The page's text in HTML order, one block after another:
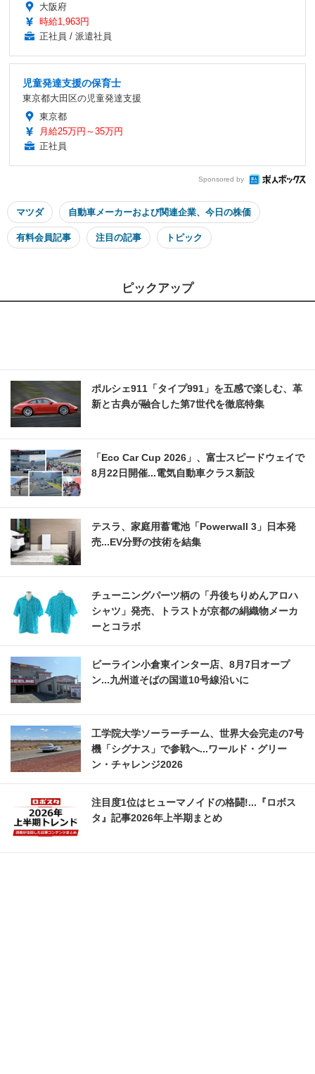
大阪府
時給1,963円
正社員 / 派遣社員
児童発達支援の保育士
東京都大田区の児童発達支援
東京都
月給25万円～35万円
正社員
Sponsored by
マツダ 自動車メーカーおよび関連企業、今日の株価
有料会員記事 注目の記事 トピック
ピックアップ
ポルシェ911「タイプ991」を五感で楽しむ、革
新と古典が融合した第7世代を徹底特集
「Eco Car Cup 2026」、富士スピードウェイで
8月22日開催...電気自動車クラス新設
テスラ、家庭用蓄電池「Powerwall 3」日本発
売...EV分野の技術を結集
チューニングパーツ柄の「丹後ちりめんアロハ
シャツ」発売、トラストが京都の絹織物メーカ
ーとコラボ
ビーライン小倉東インター店、8月7日オープ
ン...九州道そばの国道10号線沿いに
工学院大学ソーラーチーム、世界大会完走の7号
機「シグナス」で参戦へ...ワールド・グリー
ン・チャレンジ2026
注目度1位はヒューマノイドの格闘!...『ロボス
タ』記事2026年上半期まとめ